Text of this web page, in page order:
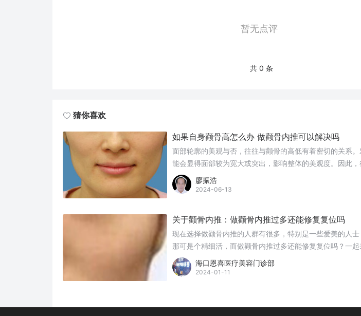
暂无点评
共 0 条
猜你喜欢
如果自身颧骨高怎么办 做颧骨内推可以解决吗
面部轮廓的美观与否，往往与颧骨的高低有着密切的关系
能会显得面部较为宽大或突出，影响整体的美观度。因此
一状况。颧骨内推手术能否解决呢？
廖振浩
2024-06-13
关于颧骨内推：做颧骨内推过多还能修复复位吗
现在选择做颧骨内推的人群有很多，特别是一些爱美的人
那可是个精细活，而做颧骨内推过多还能修复复位吗？一起
海口恩喜医疗美容门诊部
2024-01-11